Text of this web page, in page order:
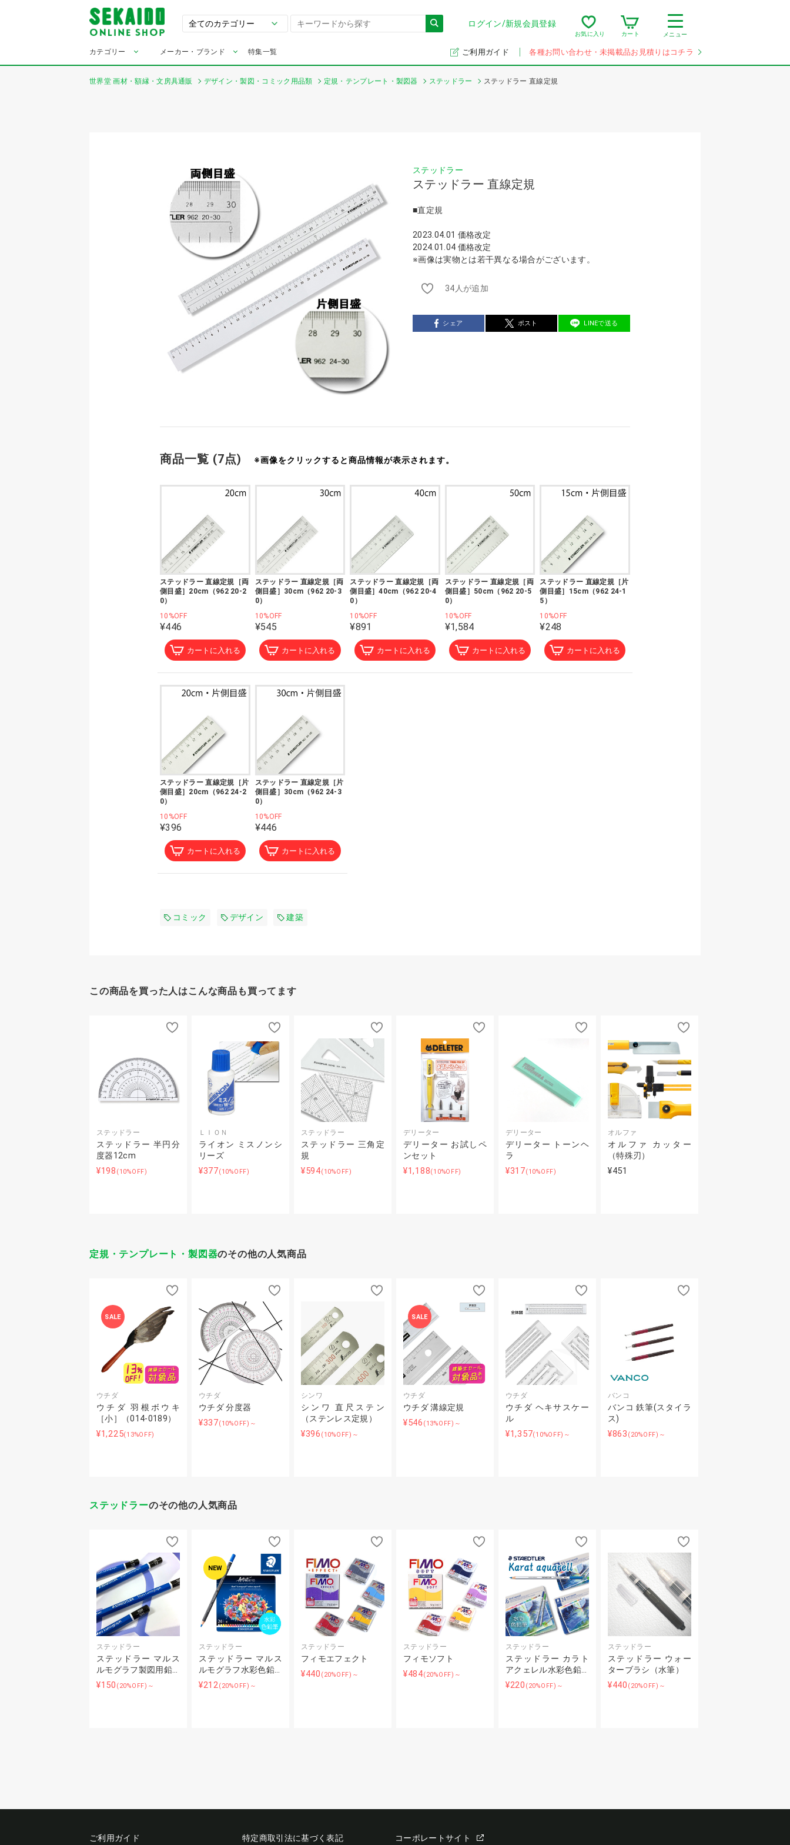
ログイン/新規会員登録
お気に入り カート メニュー
カテゴリー メーカー・ブランド 特集一覧 ご利用ガイド 各種お問い合わせ・未掲載品お見積りはコチラ
世界堂 画材・額縁・文房具通販 デザイン・製図・コミック用品類 定規・テンプレート・製図器 ステッドラー ステッドラー 直線定規
ステッドラー
ステッドラー 直線定規
■直定規
2023.04.01 価格改定
2024.01.04 価格改定
※画像は実物とは若干異なる場合がございます。
34人が追加
シェア ポスト LINEで送る
商品一覧 (7点) ※画像をクリックすると商品情報が表示されます。
ステッドラー 直線定規［両
側目盛］20cm（962 20-2
0）
10%OFF
¥446
カートに入れる
ステッドラー 直線定規［両
側目盛］30cm（962 20-3
0）
10%OFF
¥545
カートに入れる
ステッドラー 直線定規［両
側目盛］40cm（962 20-4
0）
10%OFF
¥891
カートに入れる
ステッドラー 直線定規［両
側目盛］50cm（962 20-5
0）
10%OFF
¥1,584
カートに入れる
ステッドラー 直線定規［片
側目盛］15cm（962 24-1
5）
10%OFF
¥248
カートに入れる
ステッドラー 直線定規［片
側目盛］20cm（962 24-2
0）
10%OFF
¥396
カートに入れる
ステッドラー 直線定規［片
側目盛］30cm（962 24-3
0）
10%OFF
¥446
カートに入れる
コミック デザイン 建築
この商品を買った人はこんな商品も買ってます
ステッドラー
ステッドラー 半円分
度器12cm
¥198 (10%OFF)
ＬＩＯＮ
ライオン ミスノンシ
リーズ
¥377(10%OFF)
ステッドラー
ステッドラー 三角定
規
¥594(10%OFF)
デリーター
デリーター お試しペ
ンセット
¥1,188(10%OFF)
デリーター
デリーター トーンヘ
ラ
¥317(10%OFF)
オルファ
オルファ カッター
（特殊刃）
¥451
定規・テンプレート・製図器のその他の人気商品
SALE
ウチダ
ウチダ 羽根ボウキ
［小］（014-0189）
¥1,225(13%OFF)
ウチダ
ウチダ 分度器
¥337(10%OFF)～
シンワ
シンワ 直尺ステン
（ステンレス定規）
¥396 (10%OFF)～
SALE
ウチダ
ウチダ 溝線定規
¥546 (13%OFF)～
ウチダ
ウチダ ヘキサスケー
ル
¥1,357(10%OFF)～
バンコ
バンコ 鉄筆(スタイラ
ス)
¥863 (20%OFF)～
ステッドラーのその他の人気商品
ステッドラー
ステッドラー マルス
ルモグラフ製図用鉛…
¥150 (20%OFF)～
NEW
ステッドラー
ステッドラー マルス
ルモグラフ水彩色鉛…
¥212(20%OFF)～
ステッドラー
フィモエフェクト
¥440 (20%OFF)～
ステッドラー
フィモソフト
¥484(20%OFF)～
ステッドラー
ステッドラー カラト
アクェレル水彩色鉛…
¥220 (20%OFF)～
ステッドラー
ステッドラー ウォー
ターブラシ（水筆）
¥440 (20%OFF)～
ご利用ガイド 特定商取引法に基づく表記 コーポレートサイト